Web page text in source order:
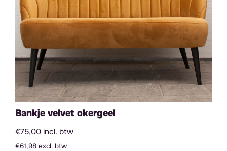
Bankje velvet okergeel
€75,00 incl. btw
€61,98 excl. btw